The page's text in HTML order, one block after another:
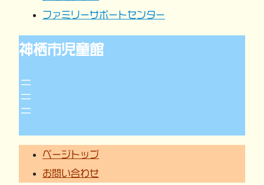
ファミリーサポートセンター
神栖市児童館
ページトップ
お問い合わせ